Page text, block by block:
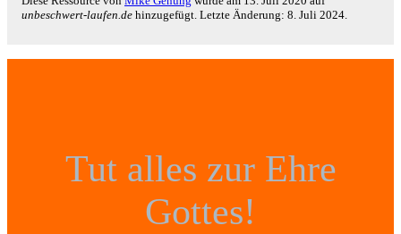
unbeschwert-laufen.de hinzugefügt. Letzte Änderung: 8. Juli 2024.
Tut alles zur Ehre
Gottes!